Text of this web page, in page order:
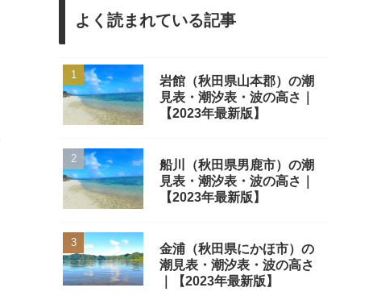
よく読まれている記事
岩館（秋田県山本郡）の潮
見表・潮汐表・波の高さ｜
【2023年最新版】
船川（秋田県男鹿市）の潮
見表・潮汐表・波の高さ｜
【2023年最新版】
金浦（秋田県にかほ市）の
潮見表・潮汐表・波の高さ
｜【2023年最新版】